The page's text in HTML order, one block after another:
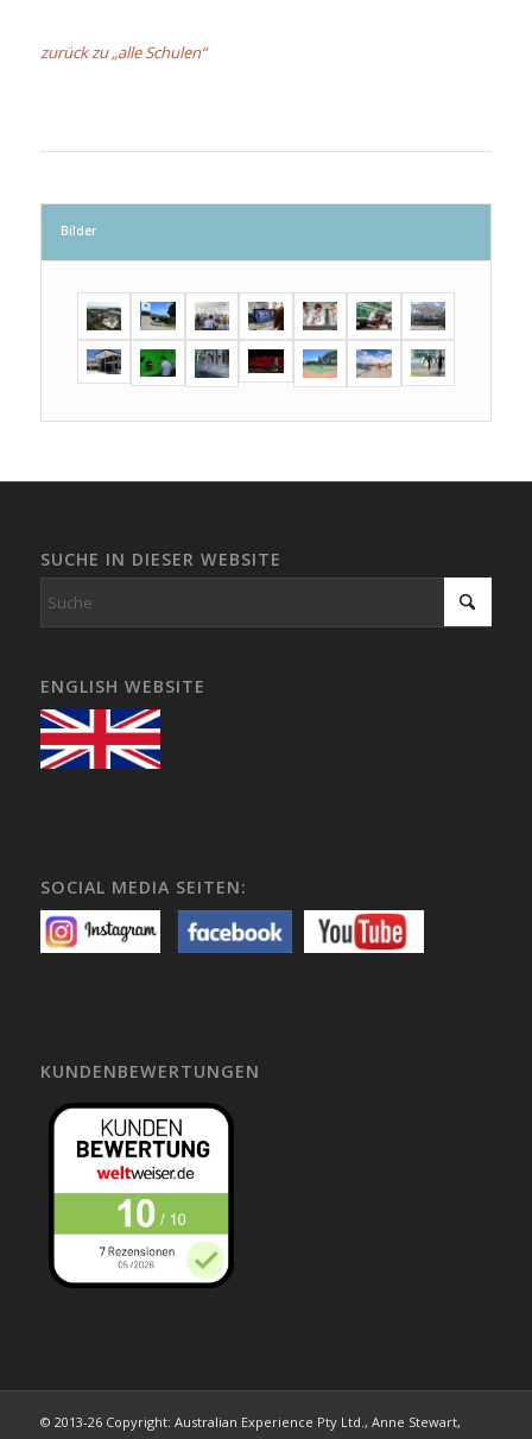
zurück zu „alle Schulen“
Bilder
SUCHE IN DIESER WEBSITE
ENGLISH WEBSITE
SOCIAL MEDIA SEITEN:
KUNDENBEWERTUNGEN
© 2013-26 Copyright: Australian Experience Pty Ltd., Anne Stewart,